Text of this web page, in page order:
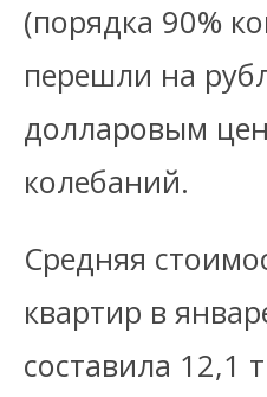
(порядка 90%
перешли на
долларовым
колебаний.
Средняя
квартир в
составила 12,1